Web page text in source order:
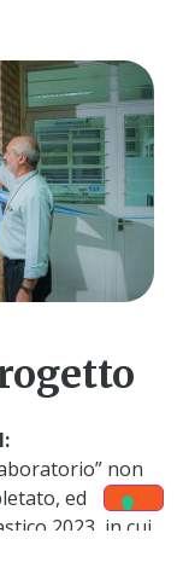
non
ed
2023, in cui